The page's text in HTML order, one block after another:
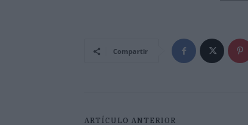
Compartir
ARTÍCULO ANTERIOR